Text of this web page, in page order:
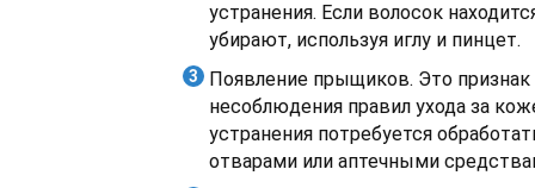
устранения. Если волосок
убирают, используя иглу и пинцет.
Появление прыщиков. Это признак
несоблюдения правил ухода за
устранения потребуется
отварами или аптечными